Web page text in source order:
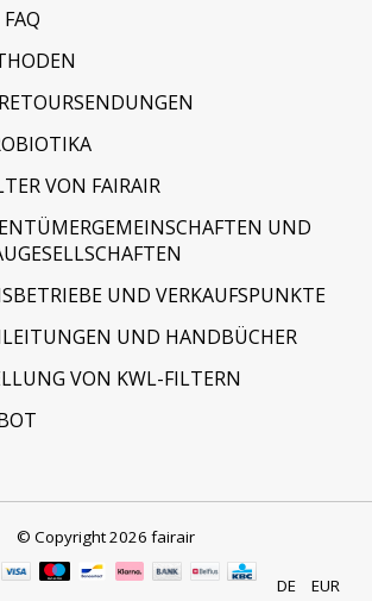
VON FAIRAIR
UND
UND VERKAUFSPUNKTE
UND HANDBÜCHER
VON KWL-FILTERN
© Copyright 2026 fairair
DE EUR